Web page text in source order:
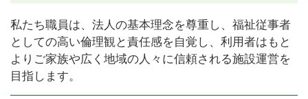
私たち職員は、法人の基本理念を尊重し、福祉従事者
としての高い倫理観と責任感を自覚し、利用者はもと
よりご家族や広く地域の人々に信頼される施設運営を
目指します。